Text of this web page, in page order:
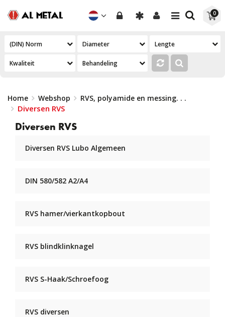
Toggle
Toggle
0
Home Webshop RVS, polyamide en messing. . .
Diversen RVS
Diversen RVS
Diversen RVS Lubo Algemeen
DIN 580/582 A2/A4
RVS hamer/vierkantkopbout
RVS blindklinknagel
RVS S-Haak/Schroefoog
RVS diversen